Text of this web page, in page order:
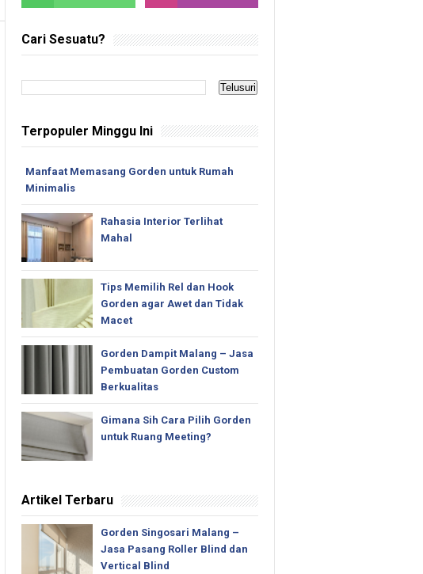
Cari Sesuatu?
Terpopuler Minggu Ini
Manfaat Memasang Gorden untuk Rumah
Minimalis
Rahasia Interior Terlihat
Mahal
Tips Memilih Rel dan Hook
Gorden agar Awet dan Tidak
Macet
Gorden Dampit Malang – Jasa
Pembuatan Gorden Custom
Berkualitas
Gimana Sih Cara Pilih Gorden
untuk Ruang Meeting?
Artikel Terbaru
Gorden Singosari Malang –
Jasa Pasang Roller Blind dan
Vertical Blind